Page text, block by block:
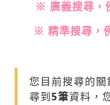
※ 廣義搜尋，
※ 精準搜尋，
您目前搜尋的關
尋到5筆資料，